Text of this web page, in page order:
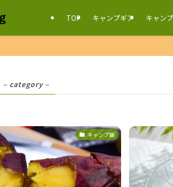
TOP キャンプギア キャン
– category –
キャンプ飯